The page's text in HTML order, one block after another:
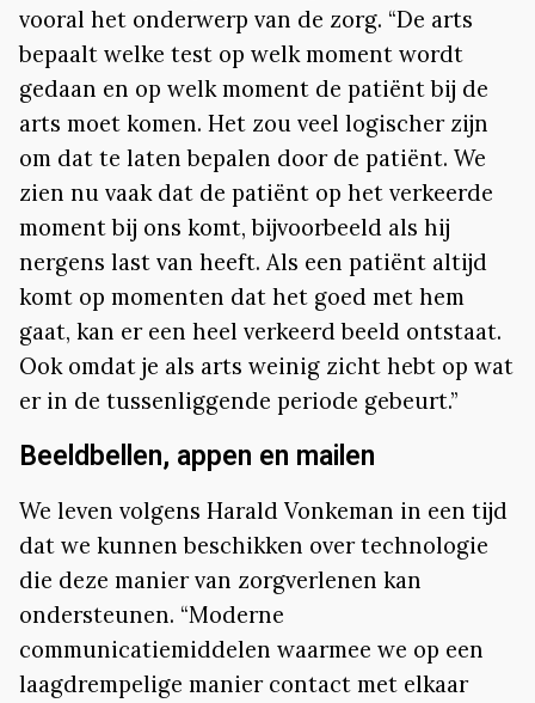
vooral het onderwerp van de zorg. “De arts
bepaalt welke test op welk moment wordt
gedaan en op welk moment de patiënt bij de
arts moet komen. Het zou veel logischer zijn
om dat te laten bepalen door de patiënt. We
zien nu vaak dat de patiënt op het verkeerde
moment bij ons komt, bijvoorbeeld als hij
nergens last van heeft. Als een patiënt altijd
komt op momenten dat het goed met hem
gaat, kan er een heel verkeerd beeld ontstaat.
Ook omdat je als arts weinig zicht hebt op wat
er in de tussenliggende periode gebeurt.”
Beeldbellen, appen en mailen
We leven volgens Harald Vonkeman in een tijd
dat we kunnen beschikken over technologie
die deze manier van zorgverlenen kan
ondersteunen. “Moderne
communicatiemiddelen waarmee we op een
laagdrempelige manier contact met elkaar